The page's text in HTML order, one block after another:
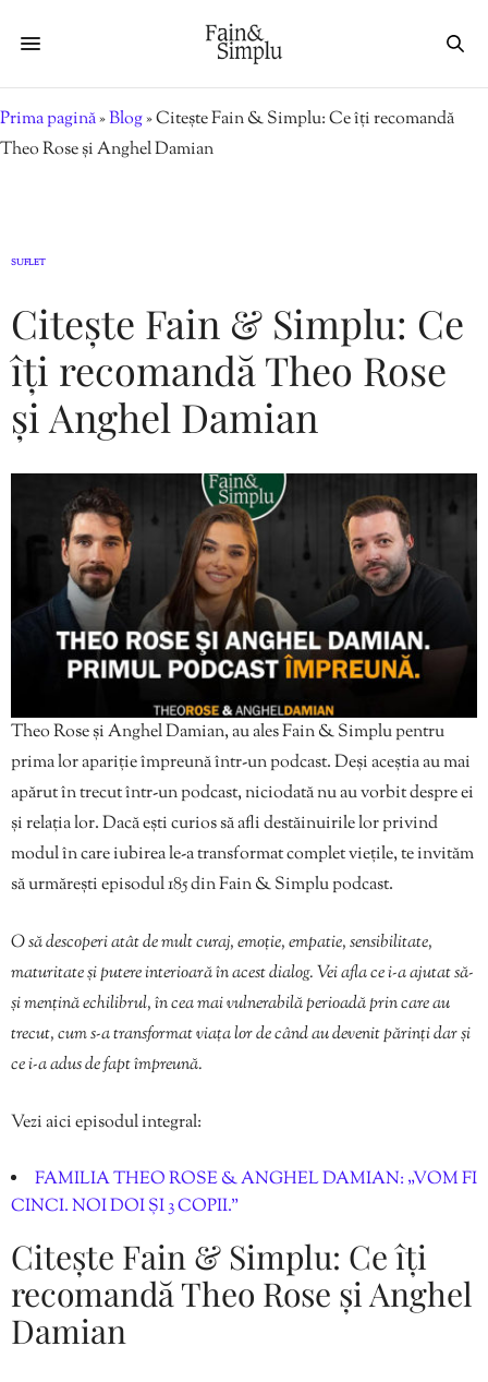
Prima pagină»Blog»Citește Fain & Simplu: Ce îți recomandă
Theo Rose și Anghel Damian
SUFLET
Citește Fain & Simplu: Ce
îți recomandă Theo Rose
și Anghel Damian
Theo Rose și Anghel Damian, au ales Fain & Simplu pentru
prima lor apariție împreună într-un podcast. Deși aceștia au mai
apărut în trecut într-un podcast, niciodată nu au vorbit despre ei
și relația lor. Dacă ești curios să afli destăinuirile lor privind
modul în care iubirea le-a transformat complet viețile, te invităm
să urmărești episodul 185 din Fain & Simplu podcast.
O să descoperi atât de mult curaj, emoție, empatie, sensibilitate,
maturitate și putere interioară în acest dialog. Vei afla ce i-a ajutat să-
și mențină echilibrul, în cea mai vulnerabilă perioadă prin care au
trecut, cum s-a transformat viața lor de când au devenit părinți dar și
ce i-a adus de fapt împreună.
Vezi aici episodul integral:
FAMILIA THEO ROSE & ANGHEL DAMIAN: „VOM FI
CINCI. NOI DOI ȘI 3 COPII.”
Citește Fain & Simplu: Ce îți
recomandă Theo Rose și Anghel
Damian